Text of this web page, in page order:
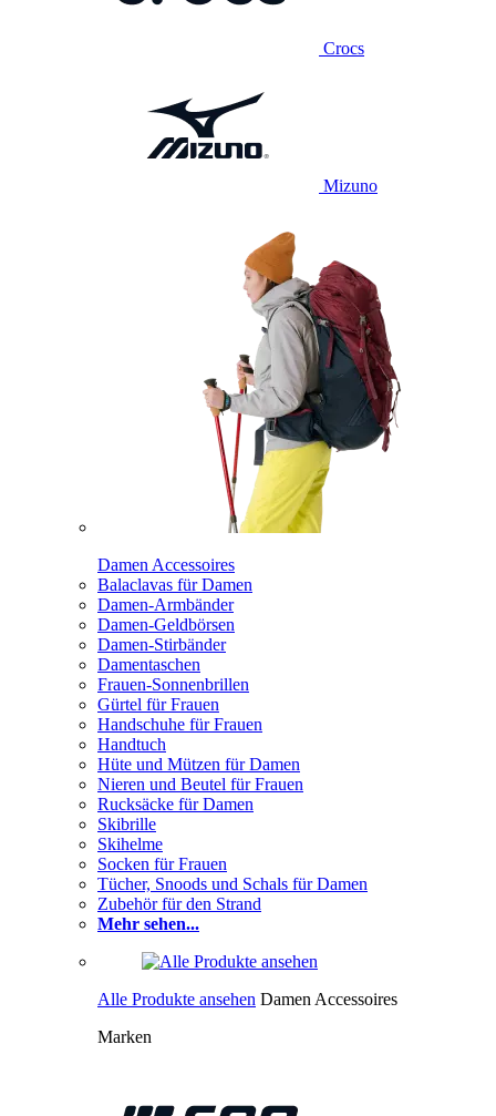
Crocs
Mizuno
Damen Accessoires
Balaclavas für Damen
Damen-Armbänder
Damen-Geldbörsen
Damen-Stirbänder
Damentaschen
Frauen-Sonnenbrillen
Gürtel für Frauen
Handschuhe für Frauen
Handtuch
Hüte und Mützen für Damen
Nieren und Beutel für Frauen
Rucksäcke für Damen
Skibrille
Skihelme
Socken für Frauen
Tücher, Snoods und Schals für Damen
Zubehör für den Strand
Mehr sehen...
Alle Produkte ansehen Damen Accessoires
Marken